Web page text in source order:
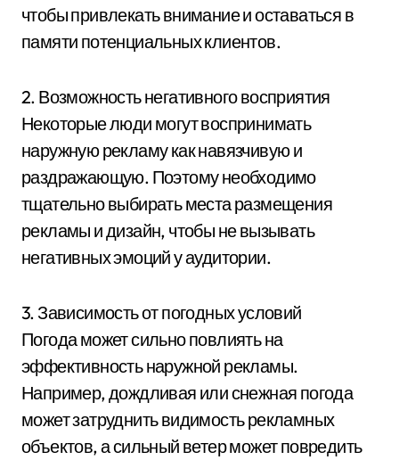
чтобы привлекать внимание и оставаться в
памяти потенциальных клиентов.
2. Возможность негативного восприятия
Некоторые люди могут воспринимать
наружную рекламу как навязчивую и
раздражающую. Поэтому необходимо
тщательно выбирать места размещения
рекламы и дизайн, чтобы не вызывать
негативных эмоций у аудитории.
3. Зависимость от погодных условий
Погода может сильно повлиять на
эффективность наружной рекламы.
Например, дождливая или снежная погода
может затруднить видимость рекламных
объектов, а сильный ветер может повредить